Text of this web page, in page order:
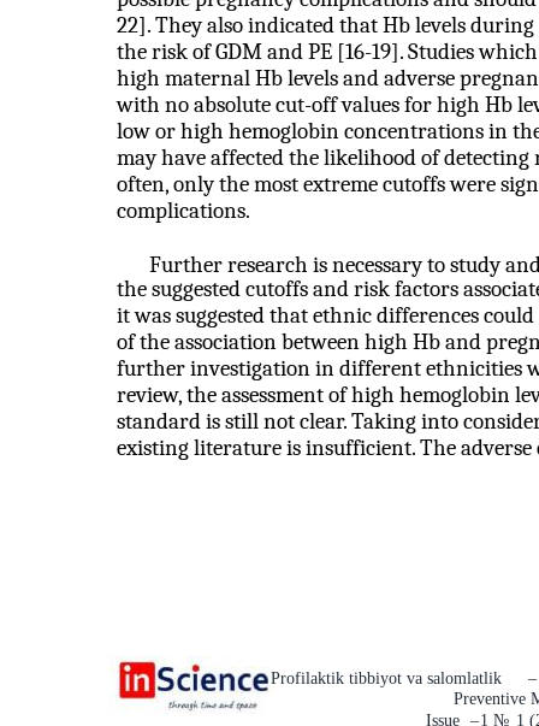
22]. They also indicated that Hb levels
the risk of GDM and PE [16-19]. Studies
high maternal Hb levels and adverse
with no absolute cut-off values for high Hb
low or high hemoglobin concentrations in
may have affected the likelihood of
often, only the most extreme cutoffs were
complications.
Further research is necessary to study
the suggested cutoffs and risk factors
it was suggested that ethnic differences
of the association between high Hb and
further investigation in different ethnicities
review, the assessment of high hemoglobin
standard is still not clear. Taking into
existing literature is insufficient. The
Profilaktik tibbiyot va salomlatlik
–
Preventive
Issue –1 № 1